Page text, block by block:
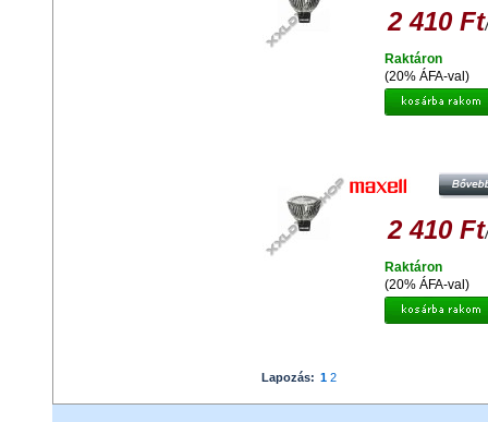
2 410 Ft
(20% ÁFA-val)
Raktáron
2 410 Ft
(20% ÁFA-val)
Raktáron
Lapozás: 1 2